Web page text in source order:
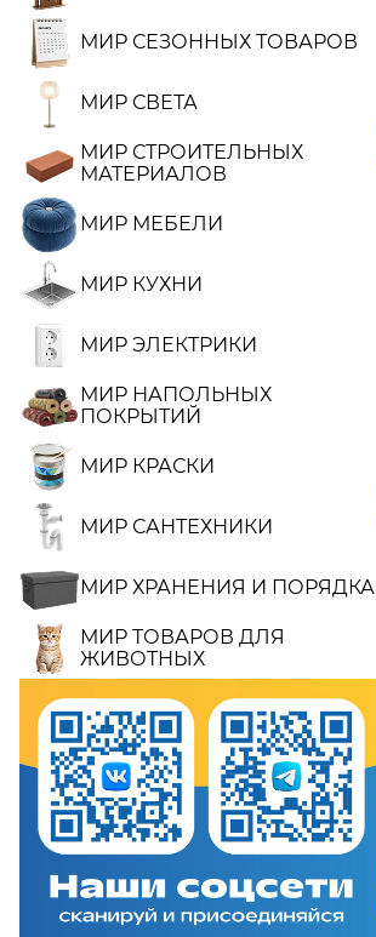
МИР СЕЗОННЫХ ТОВАРОВ
МИР СВЕТА
МИР СТРОИТЕЛЬНЫХ
МАТЕРИАЛОВ
МИР МЕБЕЛИ
МИР КУХНИ
МИР ЭЛЕКТРИКИ
МИР НАПОЛЬНЫХ
ПОКРЫТИЙ
МИР КРАСКИ
МИР САНТЕХНИКИ
МИР ХРАНЕНИЯ И ПОРЯДКА
МИР ТОВАРОВ ДЛЯ
ЖИВОТНЫХ